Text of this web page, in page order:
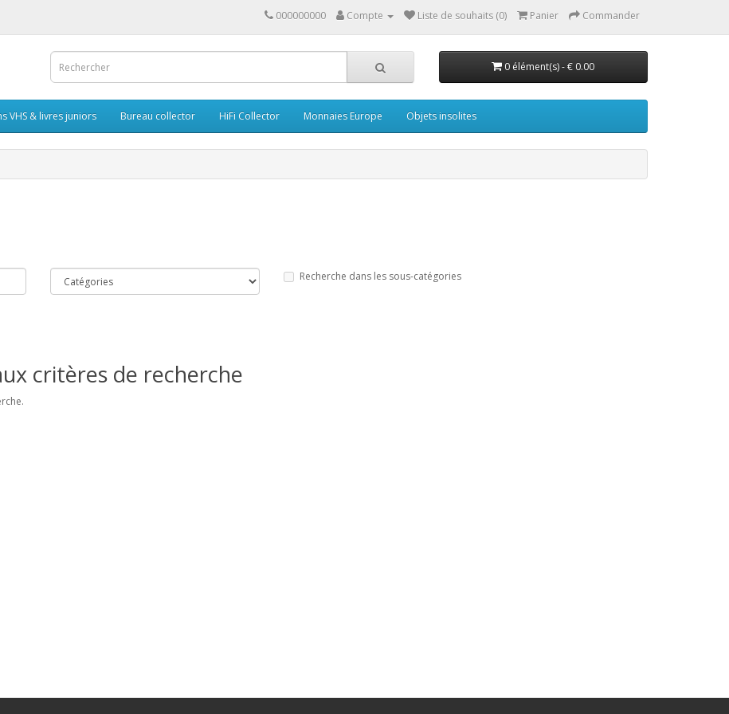
000000000 Compte Liste de souhaits (0) Panier Commander
0 élément(s) - € 0.00
VHS & livres juniors Bureau collector HiFi Collector Monnaies Europe Objets insolites
Recherche dans les sous-catégories
critères de recherche